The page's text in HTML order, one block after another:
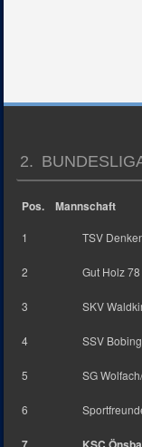
2.
Pos. Mannschaft
1 TSV
2 Gut Holz
3 SKV
4 SSV
5 SG
6